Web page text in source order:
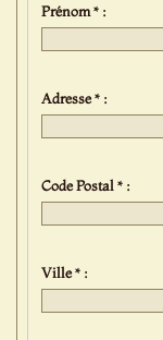
Prénom * :
Adresse * :
Code Postal * :
Ville * :